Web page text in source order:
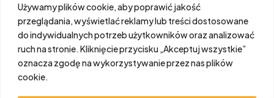
Używamy plików cookie, aby poprawić jakość
przeglądania, wyświetlać reklamy lub treści dostosowane
do indywidualnych potrzeb użytkowników oraz analizować
ruch na stronie. Kliknięcie przycisku „Akceptuj wszystkie”
oznacza zgodę na wykorzystywanie przez nas plików
cookie.
16:00
Sob. -
Ndz.:
Zamknięte
PPOŻ
wego.